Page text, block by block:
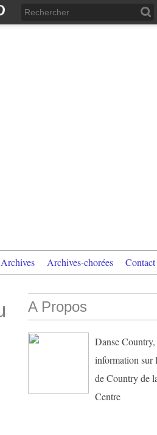
Archives Archives-chorées Contact
A Propos
Danse
information sur
de Country de
Centre